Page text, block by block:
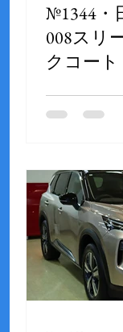
№1344・
008スリ
クコート